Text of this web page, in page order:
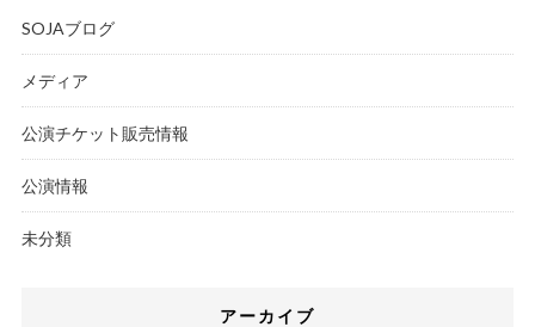
SOJAブログ
メディア
公演チケット販売情報
公演情報
未分類
アーカイブ